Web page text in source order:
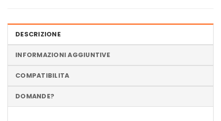
DESCRIZIONE
INFORMAZIONI AGGIUNTIVE
COMPATIBILITA
DOMANDE?